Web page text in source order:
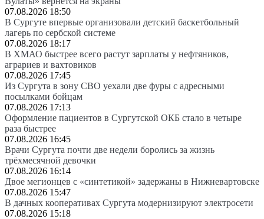
07.08.2026 18:50
В Сургуте впервые организовали детский баскетбольный
лагерь по сербской системе
07.08.2026 18:17
В ХМАО быстрее всего растут зарплаты у нефтяников,
аграриев и вахтовиков
07.08.2026 17:45
Из Сургута в зону СВО уехали две фуры с адресными
посылками бойцам
07.08.2026 17:13
Оформление пациентов в Сургутской ОКБ стало в четыре
раза быстрее
07.08.2026 16:45
Врачи Сургута почти две недели боролись за жизнь
трёхмесячной девочки
07.08.2026 16:14
Двое мегионцев с «синтетикой» задержаны в Нижневартовске
07.08.2026 15:47
В дачных кооперативах Сургута модернизируют электросети
07.08.2026 15:18